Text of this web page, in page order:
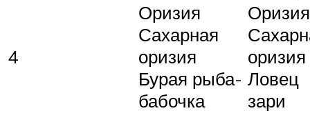
4
Оризия
Сахарная
оризия
Бурая рыба-
бабочка
Оризия
оризия
Ловец
зари